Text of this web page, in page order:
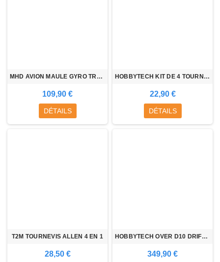
MHD AVION MAULE GYRO TRAINER RTF (rouge)
109,90 €
DÉTAILS
HOBBYTECH KIT DE 4 TOURNEVIS
22,90 €
DÉTAILS
T2M TOURNEVIS ALLEN 4 EN 1
28,50 €
HOBBYTECH OVER D10 DRIFT 1/10° RTR
349,90 €